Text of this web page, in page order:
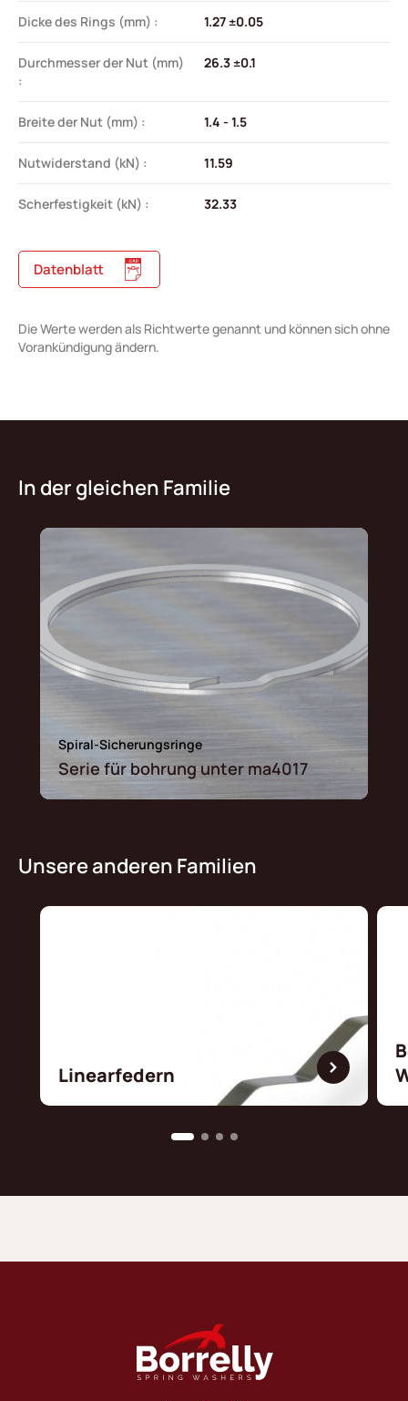
Dicke des Rings (mm) : 1.27 ±0.05
Durchmesser der Nut (mm)
:
26.3 ±0.1
Breite der Nut (mm) : 1.4 - 1.5
Nutwiderstand (kN) : 11.59
Scherfestigkeit (kN) : 32.33
Datenblatt
Die Werte werden als Richtwerte genannt und können sich ohne
Vorankündigung ändern.
In der gleichen Familie
Spiral-Sicherungsringe
Serie für bohrung unter ma4017
Unsere anderen Familien
Linearfedern